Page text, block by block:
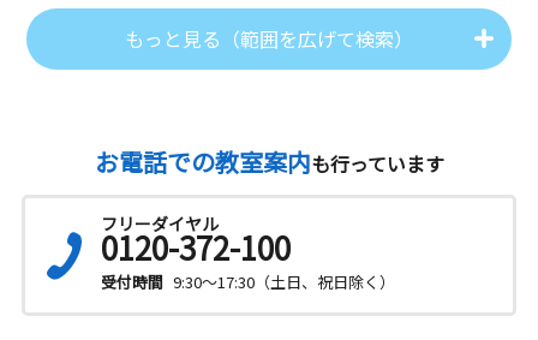
もっと見る（範囲を広げて検索）
お電話での教室案内も行っています
フリーダイヤル
0120-372-100
受付時間 9:30～17:30（土日、祝日除く）